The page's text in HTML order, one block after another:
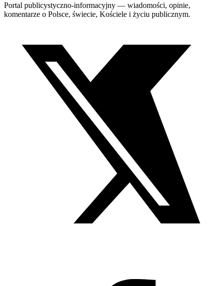
Portal publicystyczno-informacyjny — wiadomości, opinie,
komentarze o Polsce, świecie, Kościele i życiu publicznym.